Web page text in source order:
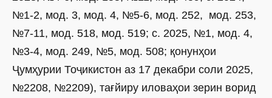
№1-2, мод. 3, мод. 4, №5-6, мод. 252, мод. 253,
№7-11, мод. 518, мод. 519; с. 2025, №1, мод. 4,
№3-4, мод. 249, №5, мод. 508; қонунҳои
Ҷумҳурии Тоҷикистон аз 17 декабри соли 2025,
№2208, №2209), тағйиру иловаҳои зерин ворид